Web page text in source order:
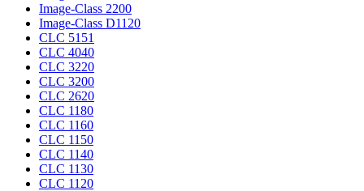
Image-Class 2200
Image-Class D1120
CLC 5151
CLC 4040
CLC 3220
CLC 3200
CLC 2620
CLC 1180
CLC 1160
CLC 1150
CLC 1140
CLC 1130
CLC 1120